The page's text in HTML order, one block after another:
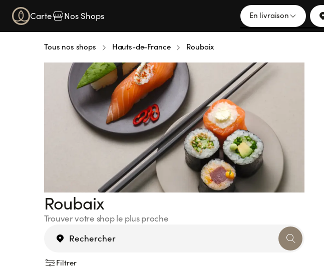
Carte Nos Shops En livraison
Tous nos shops Hauts-de-France Roubaix
Roubaix
Trouver votre shop le plus proche
Filtrer